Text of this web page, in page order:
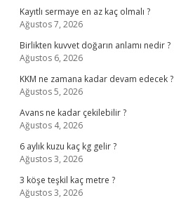
Kayıtlı sermaye en az kaç olmalı ?
Ağustos 7, 2026
Birlikten kuvvet doğarın anlamı nedir ?
Ağustos 6, 2026
KKM ne zamana kadar devam edecek ?
Ağustos 5, 2026
Avans ne kadar çekilebilir ?
Ağustos 4, 2026
6 aylık kuzu kaç kg gelir ?
Ağustos 3, 2026
3 köşe teşkil kaç metre ?
Ağustos 3, 2026